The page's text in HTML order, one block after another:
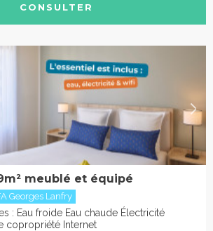
CONSULTER
meublé et équipé
Georges Lanfry
: Eau froide Eau chaude Électricité
copropriété Internet